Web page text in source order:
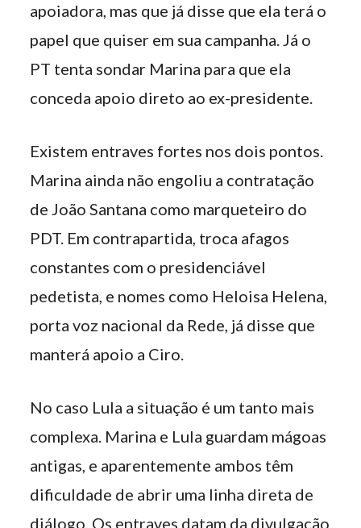
apoiadora, mas que já disse que ela terá o
papel que quiser em sua campanha. Já o
PT tenta sondar Marina para que ela
conceda apoio direto ao ex-presidente.
Existem entraves fortes nos dois pontos.
Marina ainda não engoliu a contratação
de João Santana como marqueteiro do
PDT. Em contrapartida, troca afagos
constantes com o presidenciável
pedetista, e nomes como Heloisa Helena,
porta voz nacional da Rede, já disse que
manterá apoio a Ciro.
No caso Lula a situação é um tanto mais
complexa. Marina e Lula guardam mágoas
antigas, e aparentemente ambos têm
dificuldade de abrir uma linha direta de
diálogo. Os entraves datam da divulgação